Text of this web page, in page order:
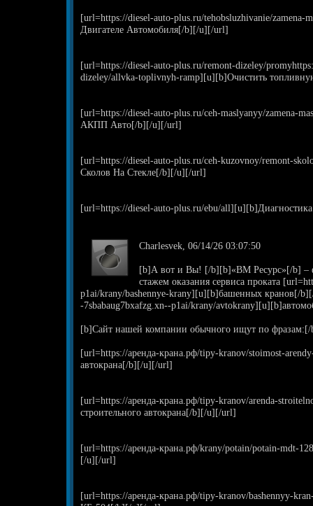
[url=https://diesel-auto-plus.ru/tehobsluzhivanie/zamena-
Двигателе Автомобиля[/b][/u][/url]
[url=https://diesel-auto-plus.ru/remont-dizeley/
dizeley/allvka-toplivnyh-ramp][u][b]Очистить
[url=https://diesel-auto-plus.ru/ceh-maslyanyy/zamena-
АКПП Авто[/b][/u][/url]
[url=https://diesel-auto-plus.ru/ceh-kuzovnoy/remont-
Сколов На Стекле[/b][/u][/url]
[url=https://diesel-auto-plus.ru/ebu/
Charlesvek, 06/14/26 03:07:50
[b]А вот и Вы! [/b][b]«ВМ Ресурс»[/b] –
стажем оказания сервиса проката
p1ai/krany/bashennye-krany][u][b]башенных кранов[/
-7sbabaug7bxafzg.xn--p1ai/krany/
[b]Сайт нашей компании обычного ищут по
[url=https://аренда-крана.рф/tipy-kranov/stoimost-
автокрана[/b][/u][/url]
[url=https://аренда-крана.рф/tipy-kranov/arenda-
строительного автокрана[/b][/u][/url]
[url=https://аренда-крана.рф/krany/potain/potain-mdt-
[/u][/url]
[url=https://аренда-крана.рф/tipy-kranov/bashennyy-